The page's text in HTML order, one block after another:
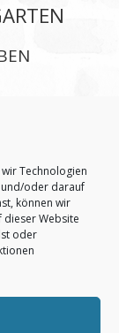
Technologien
und/oder darauf
können wir
dieser Website
oder